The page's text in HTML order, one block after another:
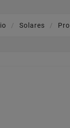
Solares